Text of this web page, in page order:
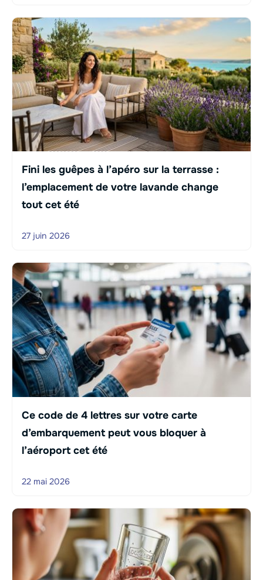
Fini les guêpes à l’apéro sur la terrasse :
l’emplacement de votre lavande change
tout cet été
27 juin 2026
Ce code de 4 lettres sur votre carte
d’embarquement peut vous bloquer à
l’aéroport cet été
22 mai 2026